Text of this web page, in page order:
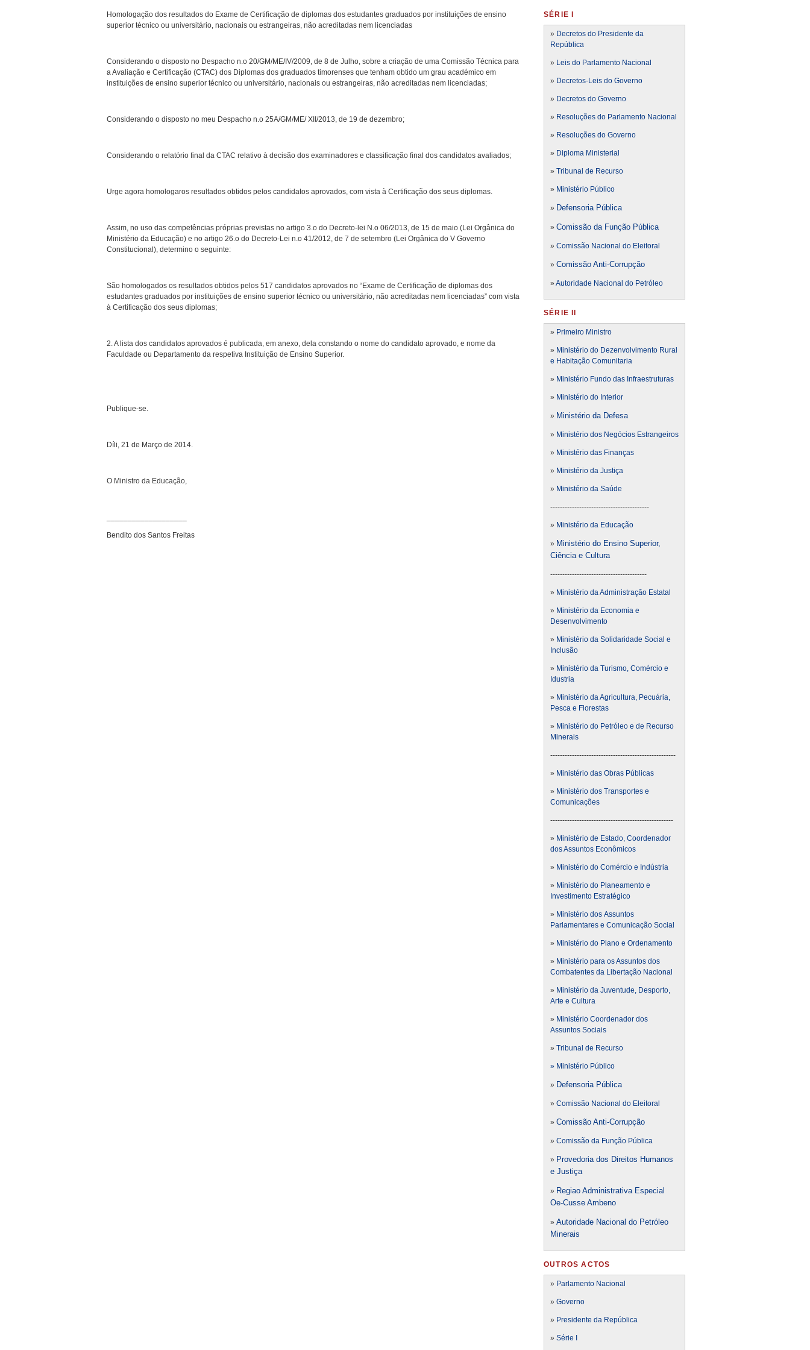
Homologação dos resultados do Exame de Certificação de diplomas dos estudantes graduados por instituições de ensino
superior técnico ou universitário, nacionais ou estrangeiras, não acreditadas nem licenciadas
Considerando o disposto no Despacho n.o 20/GM/ME/IV/2009, de 8 de Julho, sobre a criação de uma Comissão Técnica para
a Avaliação e Certificação (CTAC) dos Diplomas dos graduados timorenses que tenham obtido um grau académico em
instituições de ensino superior técnico ou universitário, nacionais ou estrangeiras, não acreditadas nem licenciadas;
Considerando o disposto no meu Despacho n.o 25A/GM/ME/ XII/2013, de 19 de dezembro;
Considerando o relatório final da CTAC relativo à decisão dos examinadores e classificação final dos candidatos avaliados;
Urge agora homologaros resultados obtidos pelos candidatos aprovados, com vista à Certificação dos seus diplomas.
Assim, no uso das competências próprias previstas no artigo 3.o do Decreto-lei N.o 06/2013, de 15 de maio (Lei Orgânica do
Ministério da Educação) e no artigo 26.o do Decreto-Lei n.o 41/2012, de 7 de setembro (Lei Orgânica do V Governo
Constitucional), determino o seguinte:
São homologados os resultados obtidos pelos 517 candidatos aprovados no “Exame de Certificação de diplomas dos
estudantes graduados por instituições de ensino superior técnico ou universitário, não acreditadas nem licenciadas” com vista
à Certificação dos seus diplomas;
2. A lista dos candidatos aprovados é publicada, em anexo, dela constando o nome do candidato aprovado, e nome da
Faculdade ou Departamento da respetiva Instituição de Ensino Superior.
Publique-se.
Díli, 21 de Março de 2014.
O Ministro da Educação,
Bendito dos Santos Freitas
SÉRIE I
» Decretos do Presidente da
República
» Leis do Parlamento Nacional
» Decretos-Leis do Governo
» Decretos do Governo
» Resoluções do Parlamento Nacional
» Resoluções do Governo
» Diploma Ministerial
» Tribunal de Recurso
» Ministério Público
» Defensoria Pública
» Comissão da Função Pública
» Comissão Nacional do Eleitoral
» Comissão Anti-Corrupção
» Autoridade Nacional do Petróleo
SÉRIE II
» Primeiro Ministro
» Ministério do Dezenvolvimento Rural
e Habitação Comunitaria
» Ministério Fundo das Infraestruturas
» Ministério do Interior
» Ministério da Defesa
» Ministério dos Negócios Estrangeiros
» Ministério das Finanças
» Ministério da Justiça
» Ministério da Saúde
-----------------------------------------
» Ministério da Educação
» Ministério do Ensino Superior,
Ciência e Cultura
----------------------------------------
» Ministério da Administração Estatal
» Ministério da Economia e
Desenvolvimento
» Ministério da Solidaridade Social e
Inclusão
» Ministério da Turismo, Comércio e
Idustria
» Ministério da Agricultura, Pecuária,
Pesca e Florestas
» Ministério do Petróleo e de Recurso
Minerais
----------------------------------------------------
» Ministério das Obras Públicas
» Ministério dos Transportes e
Comunicações
---------------------------------------------------
» Ministério de Estado, Coordenador
dos Assuntos Econômicos
» Ministério do Comércio e Indústria
» Ministério do Planeamento e
Investimento Estratégico
» Ministério dos Assuntos
Parlamentares e Comunicação Social
» Ministério do Plano e Ordenamento
» Ministério para os Assuntos dos
Combatentes da Libertação Nacional
» Ministério da Juventude, Desporto,
Arte e Cultura
» Ministério Coordenador dos
Assuntos Sociais
» Tribunal de Recurso
» Ministério Público
» Defensoria Pública
» Comissão Nacional do Eleitoral
» Comissão Anti-Corrupção
» Comissão da Função Pública
» Provedoria dos Direitos Humanos
e Justiça
» Regiao Administrativa Especial
Oe-Cusse Ambeno
» Autoridade Nacional do Petróleo
Minerais
OUTROS ACTOS
» Parlamento Nacional
» Governo
» Presidente da República
» Série I